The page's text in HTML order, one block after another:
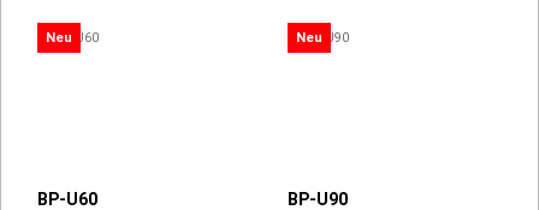
Neu
BP-U60
Neu
BP-U90